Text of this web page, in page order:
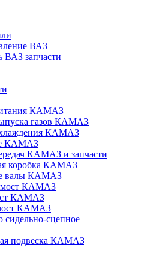
ВАЗ
ВАЗ запчасти
КАМАЗ
газов КАМАЗ
КАМАЗ
КАМАЗ
КАМАЗ и запчасти
коробка КАМАЗ
валы КАМАЗ
мост КАМАЗ
КАМАЗ
КАМАЗ
сидельно-сцепное
подвеска КАМАЗ